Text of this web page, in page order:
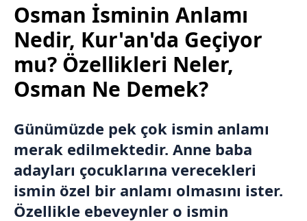
Osman İsminin Anlamı
Nedir, Kur'an'da Geçiyor
mu? Özellikleri Neler,
Osman Ne Demek?
Günümüzde pek çok ismin anlamı
merak edilmektedir. Anne baba
adayları çocuklarına verecekleri
ismin özel bir anlamı olmasını ister.
Özellikle ebeveynler o ismin